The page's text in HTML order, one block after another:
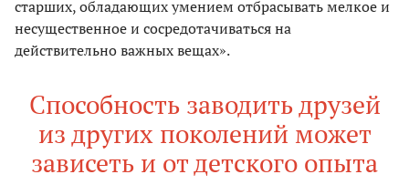
старших, обладающих умением отбрасывать мелкое и
несущественное и сосредотачиваться на
действительно важных вещах».
Способность заводить друзей
из других поколений может
зависеть и от детского опыта